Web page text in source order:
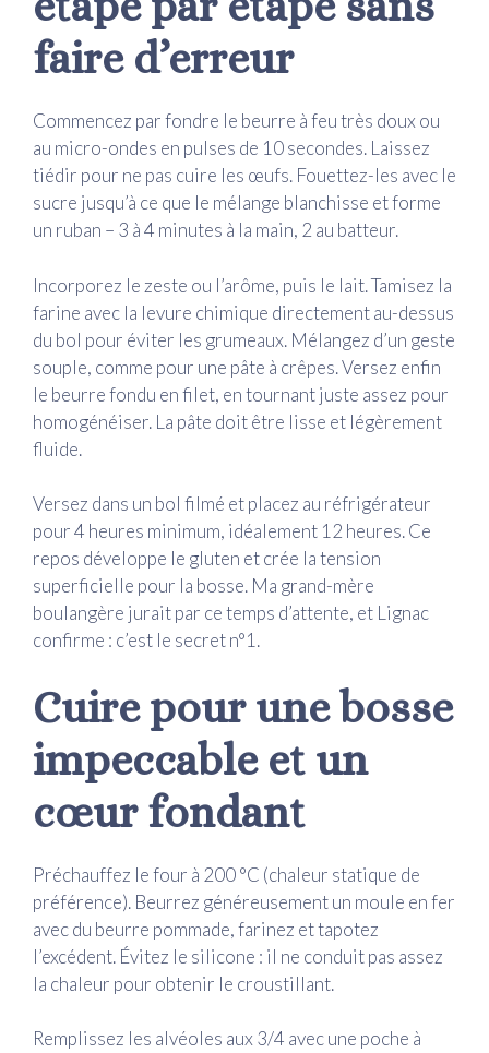
faire d’erreur
Commencez par fondre le beurre à feu très doux ou
au micro-ondes en pulses de 10 secondes. Laissez
tiédir pour ne pas cuire les œufs. Fouettez-les avec le
sucre jusqu’à ce que le mélange blanchisse et forme
un ruban – 3 à 4 minutes à la main, 2 au batteur.
Incorporez le zeste ou l’arôme, puis le lait. Tamisez la
farine avec la levure chimique directement au-dessus
du bol pour éviter les grumeaux. Mélangez d’un geste
souple, comme pour une pâte à crêpes. Versez enfin
le beurre fondu en filet, en tournant juste assez pour
homogénéiser. La pâte doit être lisse et légèrement
fluide.
Versez dans un bol filmé et placez au réfrigérateur
pour 4 heures minimum, idéalement 12 heures. Ce
repos développe le gluten et crée la tension
superficielle pour la bosse. Ma grand-mère
boulangère jurait par ce temps d’attente, et Lignac
confirme : c’est le secret n°1.
Cuire pour une bosse
impeccable et un
cœur fondant
Préchauffez le four à 200 °C (chaleur statique de
préférence). Beurrez généreusement un moule en fer
avec du beurre pommade, farinez et tapotez
l’excédent. Évitez le silicone : il ne conduit pas assez
la chaleur pour obtenir le croustillant.
Remplissez les alvéoles aux 3/4 avec une poche à